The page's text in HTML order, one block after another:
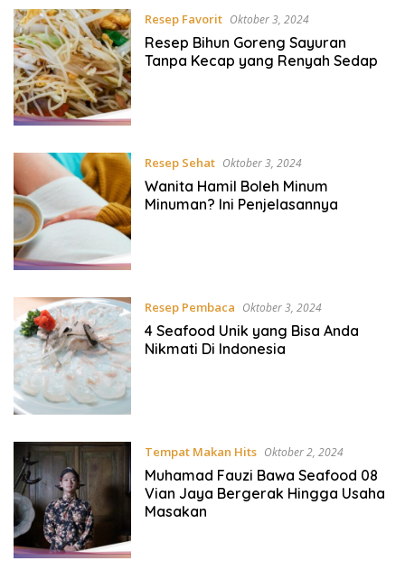
Resep Favorit Oktober 3, 2024
Resep Bihun Goreng Sayuran
Tanpa Kecap yang Renyah Sedap
Resep Sehat Oktober 3, 2024
Wanita Hamil Boleh Minum
Minuman? Ini Penjelasannya
Resep Pembaca Oktober 3, 2024
4 Seafood Unik yang Bisa Anda
Nikmati Di Indonesia
Tempat Makan Hits Oktober 2, 2024
Muhamad Fauzi Bawa Seafood 08
Vian Jaya Bergerak Hingga Usaha
Masakan